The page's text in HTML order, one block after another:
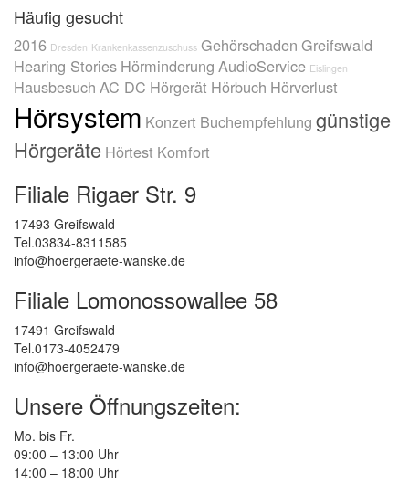
Häufig gesucht
2016 Dresden Krankenkassenzuschuss Gehörschaden Greifswald
Hearing Stories Hörminderung AudioService Eislingen
Hausbesuch AC DC Hörgerät Hörbuch Hörverlust
Hörsystem Konzert Buchempfehlung günstige
Hörgeräte Hörtest Komfort
Filiale Rigaer Str. 9
17493 Greifswald
Tel.03834-8311585
info@hoergeraete-wanske.de
Filiale Lomonossowallee 58
17491 Greifswald
Tel.0173-4052479
info@hoergeraete-wanske.de
Unsere Öffnungszeiten:
Mo. bis Fr.
09:00 – 13:00 Uhr
14:00 – 18:00 Uhr